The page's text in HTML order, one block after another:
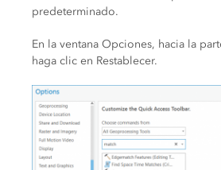
predeterminado.
En la ventana Opciones, hacia la
haga clic en Restablecer.